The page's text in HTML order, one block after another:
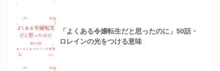
「よくある令嬢転生だと思ったのに」50話・
ロレインの光をつける意味